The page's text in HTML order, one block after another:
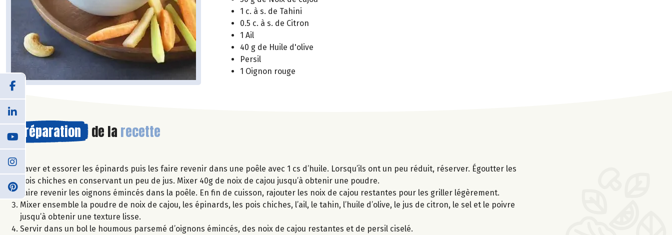
1 c. à s. de Tahini
0.5 c. à s. de Citron
1 Ail
40 g de Huile d'olive
Persil
1 Oignon rouge
Préparation de la recette
Laver et essorer les épinards puis les faire revenir dans une poêle avec 1 cs d’huile. Lorsqu’ils ont un peu réduit, réserver. Égoutter les
pois chiches en conservant un peu de jus. Mixer 40g de noix de cajou jusqu’à obtenir une poudre.
Faire revenir les oignons émincés dans la poêle. En fin de cuisson, rajouter les noix de cajou restantes pour les griller légèrement.
Mixer ensemble la poudre de noix de cajou, les épinards, les pois chiches, l’ail, le tahin, l’huile d’olive, le jus de citron, le sel et le poivre
jusqu’à obtenir une texture lisse.
Servir dans un bol le houmous parsemé d’oignons émincés, des noix de cajou restantes et de persil ciselé.